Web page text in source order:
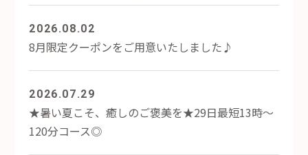
2026.08.02
8月限定クーポンをご用意いたしました♪
2026.07.29
★暑い夏こそ、癒しのご褒美を★29日最短13時～
120分コース◎